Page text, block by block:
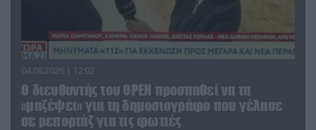
04.08.2026 | 12:02
O διευθυντής του OPEN προσπαθεί να τα
«μαζέψει» για τη δημοσιογράφο που γέλασε
σε ρεπορτάζ για τις φωτιές